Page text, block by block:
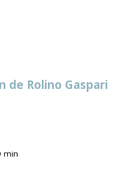
de Rolino Gaspari
min